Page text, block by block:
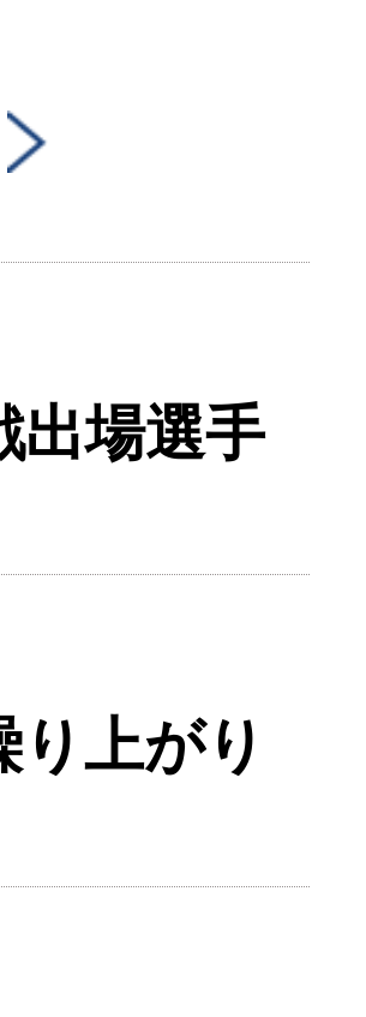
>
場選手
上がり